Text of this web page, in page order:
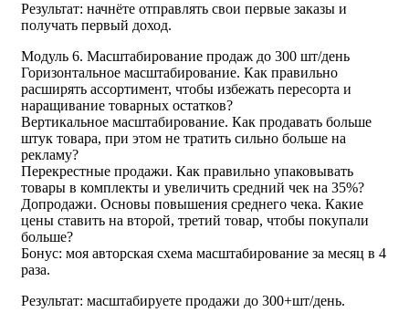
Результат: начнёте отправлять свои первые заказы и
получать первый доход.
Модуль 6. Масштабирование продаж до 300 шт/день
Горизонтальное масштабирование. Как правильно
расширять ассортимент, чтобы избежать пересорта и
наращивание товарных остатков?
Вертикальное масштабирование. Как продавать больше
штук товара, при этом не тратить сильно больше на
рекламу?
Перекрестные продажи. Как правильно упаковывать
товары в комплекты и увеличить средний чек на 35%?
Допродажи. Основы повышения среднего чека. Какие
цены ставить на второй, третий товар, чтобы покупали
больше?
Бонус: моя авторская схема масштабирование за месяц в 4
раза.
Результат: масштабируете продажи до 300+шт/день.